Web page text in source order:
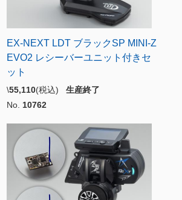
EX-NEXT LDT ブラックSP MINI-Z
EVO2 レシーバーユニット付きセ
ット
\55,110(税込) 生産終了
No. 10762